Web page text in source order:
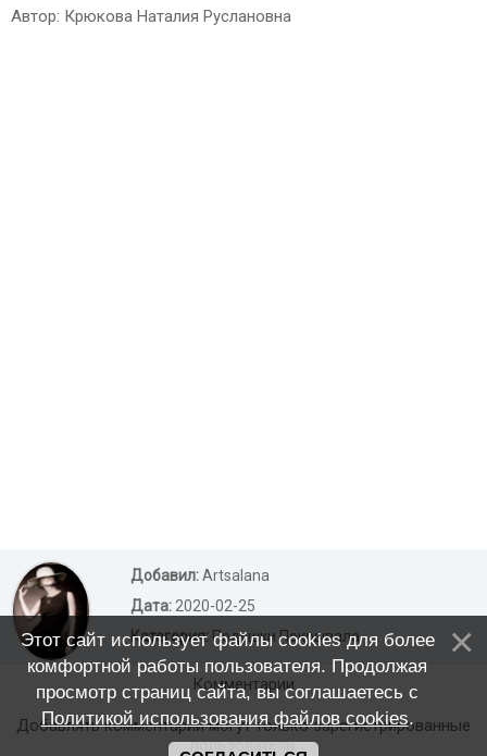
Автор: Крюкова Наталия Руслановна
Добавил:Artsalana
Дата: 2020-02-25
Категория: Подушки Покрывала
Комментарии
Добавлять комментарии могут только зарегистрированные
пользователи.
Этот сайт использует файлы cookies для более
комфортной работы пользователя. Продолжая
просмотр страниц сайта, вы соглашаетесь с
Политикой использования файлов cookies.